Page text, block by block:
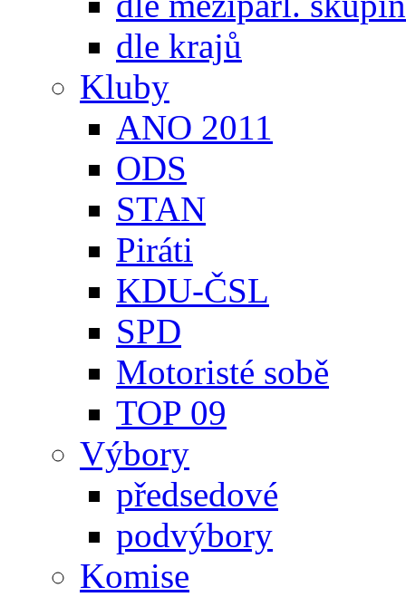
dle krajů
Kluby
ANO 2011
ODS
STAN
Piráti
KDU-ČSL
SPD
Motoristé sobě
TOP 09
Výbory
předsedové
podvýbory
Komise